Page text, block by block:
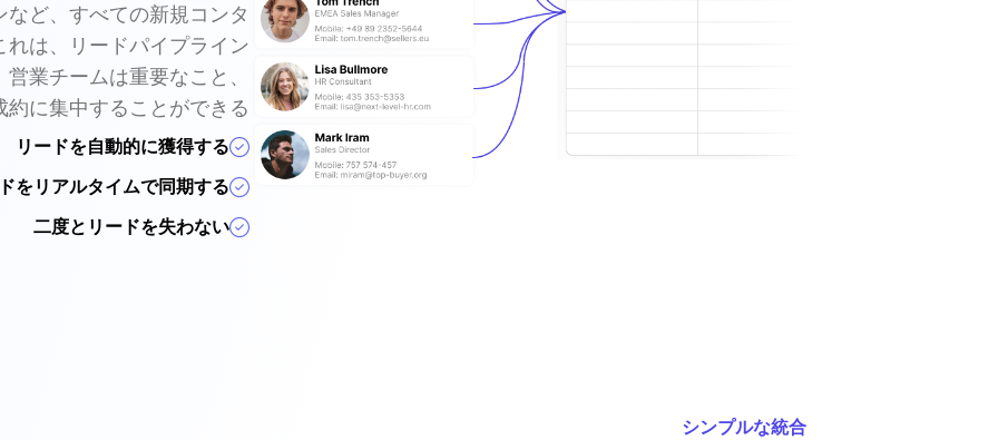
ど、すべての新規コンタ
は、リードパイプライン
業チームは重要なこと、
に集中することができる。
リードを自動的に獲得する
をリアルタイムで同期する
二度とリードを失わない
シンプルな統合